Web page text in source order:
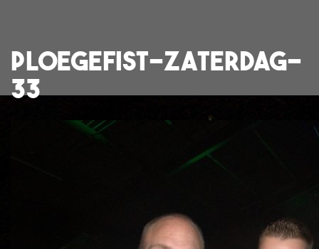
ploegefist-zaterdag-
33